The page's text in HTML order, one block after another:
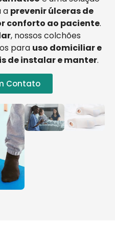
a prevenir úlceras de
conforto ao paciente.
, nossos colchões
para uso domiciliar e
de instalar e manter.
Contato